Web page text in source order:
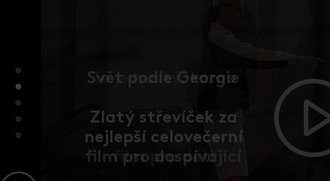
Svět podle Georgie
Zlatý střevíček za
nejlepší celovečerní
film pro dospívající